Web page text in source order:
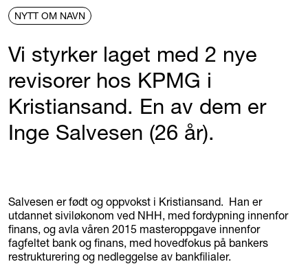
NYTT OM NAVN
Vi styrker laget med 2 nye
revisorer hos KPMG i
Kristiansand. En av dem er
Inge Salvesen (26 år).
Salvesen er født og oppvokst i Kristiansand. Han er
utdannet siviløkonom ved NHH, med fordypning innenfor
finans, og avla våren 2015 masteroppgave innenfor
fagfeltet bank og finans, med hovedfokus på bankers
restrukturering og nedleggelse av bankfilialer.